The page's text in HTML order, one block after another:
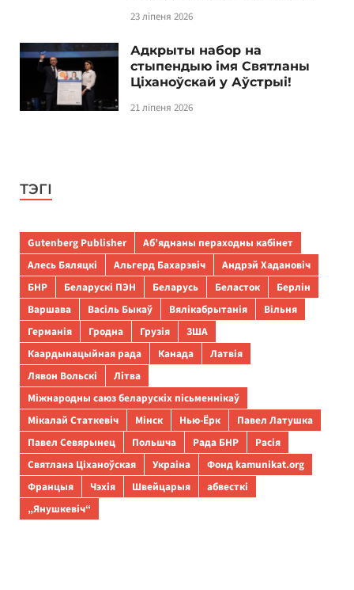
23 ліпеня 2026
Адкрыты набор на
стыпендыю імя Святланы
Ціханоўскай у Аўстрыі!
21 ліпеня 2026
ТЭГІ
Gutenberg Publisher
Аб’яднаны пераходны кабінет
Алесь Бяляцкі
Альгерд Бахарэвіч
Андрэй Хадановіч
БНР
Беларускі ПЭН Беларусь Беласток
Берлін
Варшава
Васіль Быкаў Вялікабрытанія
Вільня
Германія
Гродна Грузія
ЗША
Каардынацыйная рада
Канада
Латвія
Лявон Вольскі
Літва
Міжнародны саюз беларускіх пісьменнікаў
Мікалай Статкевіч
Мінск Нью-Ёрк
Павел Латушка
Павел Севярынец
Польшча Рада БНР
Расія
Святлана Ціханоўская
Украіна
Фонд kamunikat.org
Францыя
Чэхія Швейцарыя
абвесткі
„Янушкевіч“